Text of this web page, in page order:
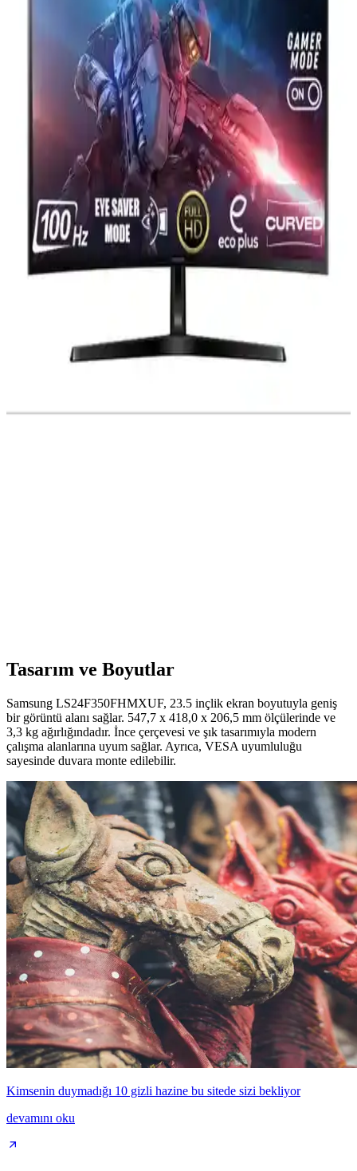
Ultrax 15.6 inç taşınabilir monitör, yüksek çözünürlük, kolay
bağlantı ve hafif tasarımıyla hem profesyonel hem de eğlence amaçlı
kullanım sağlar, hareket halindeyken bile üstün görüntü kalitesi
Fury 19 İnç Geniş Ekran LED Monitör ile Yüksek
Performans ve Çok Yönlü Kullanım
Fury 19'' LED monitör, yüksek çözünürlük ve 75 Hz yenileme
hızıyla net ve akıcı görüntü sağlar. Çoklu bağlantı seçenekleri ve
enerji tasarrufu özellikleriyle hem profesyonel hem de eğlence
amaçlı kullanıma uygundur.
Gelişmiş Monitörler: Yüksek Çözünürlük ve
Yenileme Hızına Sahip Yeni Nesil Görüntü
Teknolojileri
Yüksek çözünürlüklü ve yüksek yenileme hızına sahip monitörler,
ViewSonic VP2776 Profesyonel Yüksek
Çözünürlüklü ve Renk Doğruluğu Sunan Monitör
Tasarım ve Boyutlar
Samsung LS24F350FHMXUF, 23.5 inçlik ekran boyutuyla geniş
bir görüntü alanı sağlar. 547,7 x 418,0 x 206,5 mm ölçülerinde ve
3,3 kg ağırlığındadır. İnce çerçevesi ve şık tasarımıyla modern
çalışma alanlarına uyum sağlar. Ayrıca, VESA uyumluluğu
sayesinde duvara monte edilebilir.
Kimsenin duymadığı 10 gizli hazine bu sitede sizi bekliyor
devamını oku